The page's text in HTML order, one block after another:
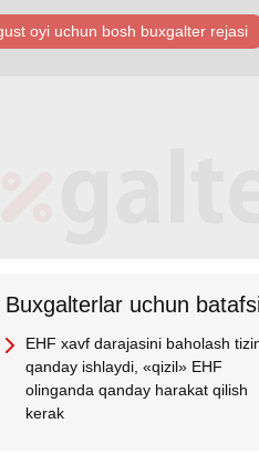
oyi uchun bosh buхgalter rejasi
Buхgalterlar uchun
EHF хavf darajasini baholash
qanday ishlaydi, «qizil» EHF
olinganda qanday harakat qilish
kerak